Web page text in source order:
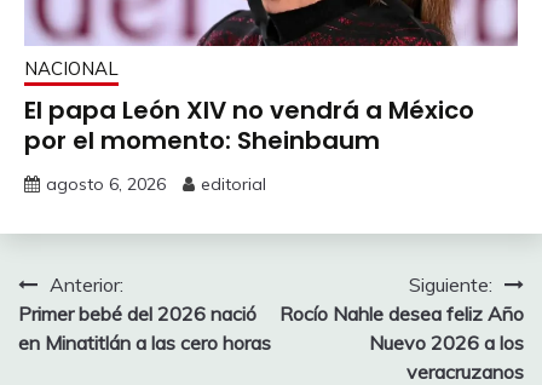
NACIONAL
El papa León XIV no vendrá a México
por el momento: Sheinbaum
agosto 6, 2026 editorial
Navegación
de
Anterior:
Primer bebé del 2026 nació
en Minatitlán a las cero horas
Siguiente:
Rocío Nahle desea feliz Año
Nuevo 2026 a los
veracruzanos